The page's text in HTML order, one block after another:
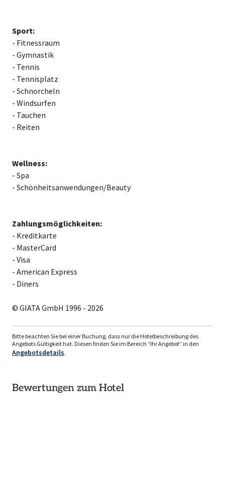
Sport:
- Fitnessraum
- Gymnastik
- Tennis
- Tennisplatz
- Schnorcheln
- Windsurfen
- Tauchen
- Reiten
Wellness:
- Spa
- Schönheitsanwendungen/Beauty
Zahlungsmöglichkeiten:
- Kreditkarte
- MasterCard
- Visa
- American Express
- Diners
© GIATA GmbH 1996 - 2026
Bitte beachten Sie bei einer Buchung, dass nur die Hotelbeschreibung des
Angebots Gültigkeit hat. Diesen finden Sie im Bereich “Ihr Angebot” in den
Angebotsdetails.
Bewertungen zum Hotel